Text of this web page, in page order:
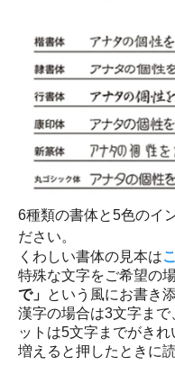
6種類の書体と5色のイ
ださい。
くわしい書体の見本は
特殊な文字をご希望の
で」 という風にお書き
漢字の場合は3文字ま
ットは5文字までがき
増えると押したときに